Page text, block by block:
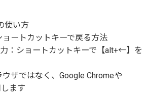
使い方
ートカットキーで戻る方法
：ショートカットキーで【alt+←】を
ザではなく、Google Chromeや
ます